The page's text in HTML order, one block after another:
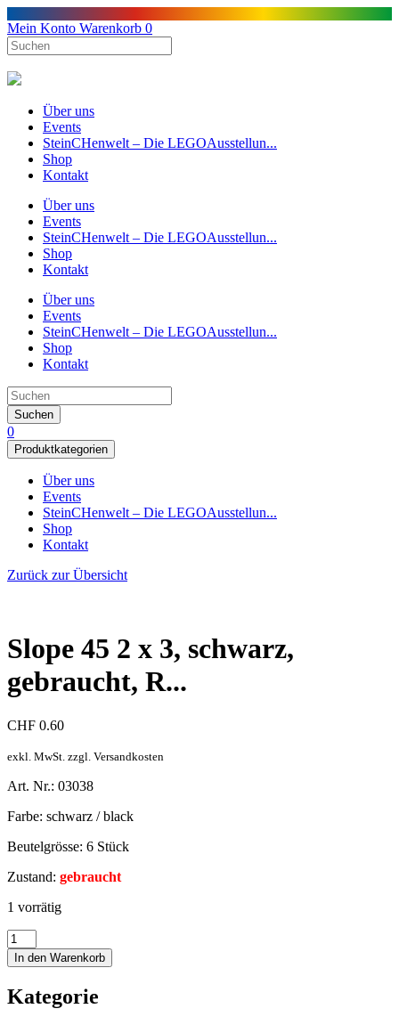
Mein Konto Warenkorb 0
Über uns
Events
SteinCHenwelt – Die LEGOAusstellun...
Shop
Kontakt
Über uns
Events
SteinCHenwelt – Die LEGOAusstellun...
Shop
Kontakt
Über uns
Events
SteinCHenwelt – Die LEGOAusstellun...
Shop
Kontakt
Suchen
0
Produktkategorien
Über uns
Events
SteinCHenwelt – Die LEGOAusstellun...
Shop
Kontakt
Zurück zur Übersicht
Slope 45 2 x 3, schwarz,
gebraucht, R...
CHF 0.60
exkl. MwSt. zzgl. Versandkosten
Art. Nr.: 03038
Farbe: schwarz / black
Beutelgrösse: 6 Stück
Zustand: gebraucht
1 vorrätig
In den Warenkorb
Kategorie